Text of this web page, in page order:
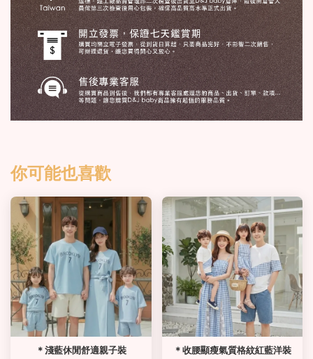
你可能也喜歡
＊淺藍休閒舒適親子裝
＊收腰顯瘦氣質格紋紅藍洋裝